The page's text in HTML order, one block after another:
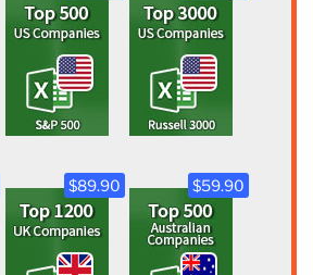
$89.90 $59.90